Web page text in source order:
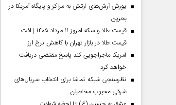
یورش آرش‌های ارتش به مراکز و پایگاه‌ آمریکا در
بحرین
قیمت طلا و سکه امروز ۱۱ مرداد ۱۴۰۵ | افت
قیمت طلا در بازار تهران با کاهش نرخ ارز
آمریکا ماجراجویی کند پاسخ مقتضی دریافت
خواهد کرد
نظرسنجی شبکه تماشا برای انتخاب سریال‌های
شرقی محبوب مخاطبان